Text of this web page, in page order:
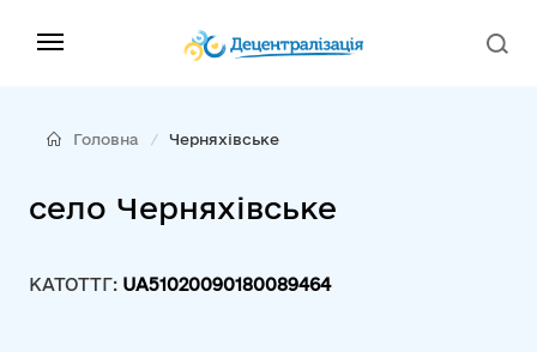
Головна Черняхівське
село Черняхівське
КАТОТТГ: UA51020090180089464